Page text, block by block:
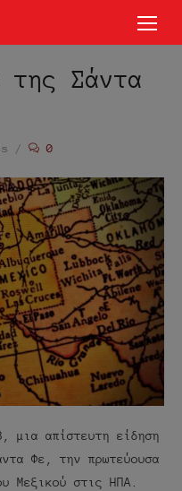
της Σάντα
0
μια απίστευτη είδηση
Φε, την πρωτεύουσα
Μεξικού στις ΗΠΑ.